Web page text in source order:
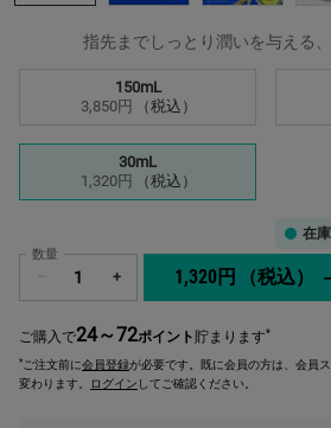
指先までしっとり潤いを与える
選択済み
150mL
3,850円
（税込） 選択
選択済み
30mL
1,320円
（税込）
在
数量
+ 1,320円 （税込）
ご購入で24～72ポイント貯まります*
*ご注文前に会員登録が必要です。既に会員の方は、会員
変わります。
ログイン してご確認ください。